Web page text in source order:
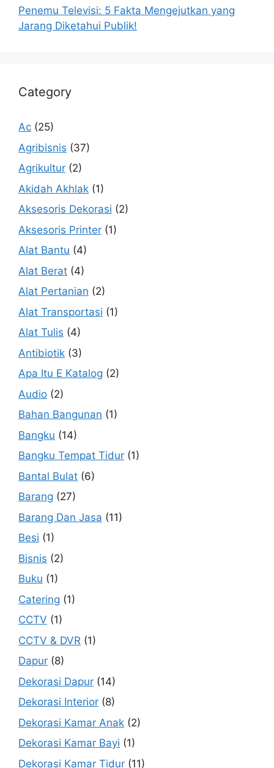
Penemu Televisi: 5 Fakta Mengejutkan yang
Jarang Diketahui Publik!
Category
Ac (25)
Agribisnis (37)
Agrikultur (2)
Akidah Akhlak (1)
Aksesoris Dekorasi (2)
Aksesoris Printer (1)
Alat Bantu (4)
Alat Berat (4)
Alat Pertanian (2)
Alat Transportasi (1)
Alat Tulis (4)
Antibiotik (3)
Apa Itu E Katalog (2)
Audio (2)
Bahan Bangunan (1)
Bangku (14)
Bangku Tempat Tidur (1)
Bantal Bulat (6)
Barang (27)
Barang Dan Jasa (11)
Besi (1)
Bisnis (2)
Buku (1)
Catering (1)
CCTV (1)
CCTV & DVR (1)
Dapur (8)
Dekorasi Dapur (14)
Dekorasi Interior (8)
Dekorasi Kamar Anak (2)
Dekorasi Kamar Bayi (1)
Dekorasi Kamar Tidur (11)